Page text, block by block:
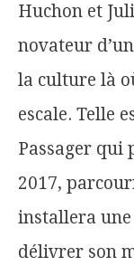
Huchon et
novateur
la culture là
escale. Telle
Passager qui
2017,
installera
délivrer son